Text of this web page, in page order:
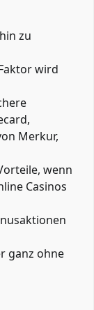
zu
wird
Merkur,
wenn
Casinos
ganz ohne